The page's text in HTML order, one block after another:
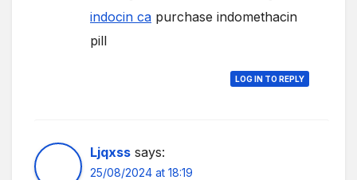
indocin ca purchase indomethacin
pill
LOG IN TO REPLY
Ljqxss says:
25/08/2024 at 18:19